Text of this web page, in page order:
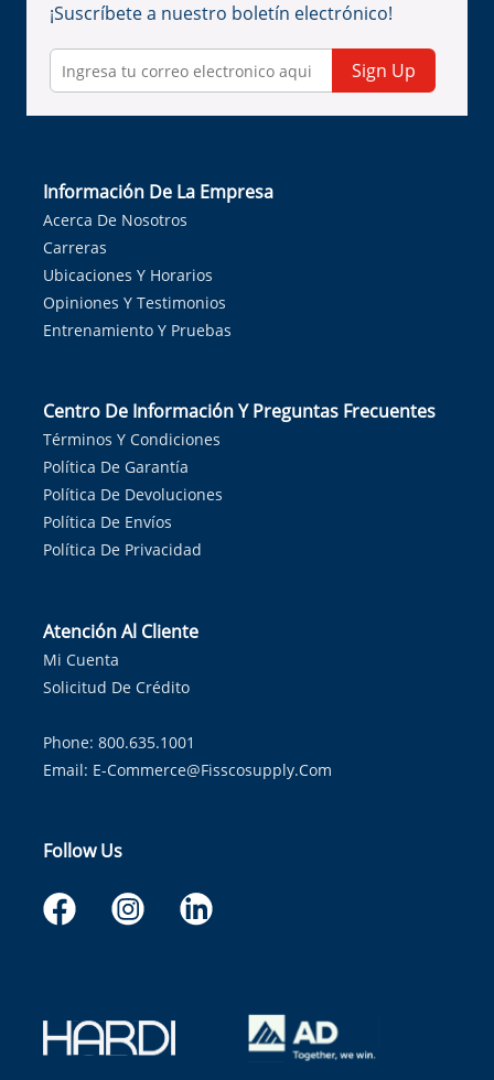
¡Suscríbete a nuestro boletín electrónico!
Sign Up
Información De La Empresa
Acerca De Nosotros
Carreras
Ubicaciones Y Horarios
Opiniones Y Testimonios
Entrenamiento Y Pruebas
Centro De Información Y Preguntas Frecuentes
Términos Y Condiciones
Política De Garantía
Política De Devoluciones
Política De Envíos
Política De Privacidad
Atención Al Cliente
Mi Cuenta
Solicitud De Crédito
Phone: 800.635.1001
Email: E-Commerce@fisscosupply.com
Follow Us